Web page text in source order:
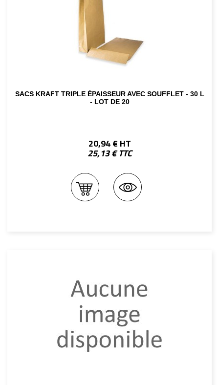
SACS KRAFT TRIPLE ÉPAISSEUR AVEC SOUFFLET - 30 L
- LOT DE 20
20,94 € HT
25,13 € TTC